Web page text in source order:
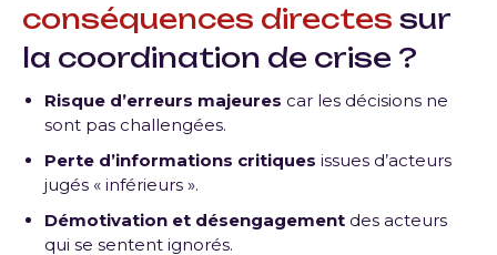
conséquences directes sur
la coordination de crise ?
Risque d’erreurs majeures car les décisions ne
sont pas challengées.
Perte d’informations critiques issues d’acteurs
jugés « inférieurs ».
Démotivation et désengagement des acteurs
qui se sentent ignorés.